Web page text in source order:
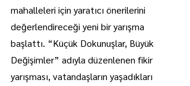
mahalleleri için yaratıcı önerilerini
değerlendireceği yeni bir yarışma
başlattı. “Küçük Dokunuşlar, Büyük
Değişimler” adıyla düzenlenen fikir
yarışması, vatandaşların yaşadıkları